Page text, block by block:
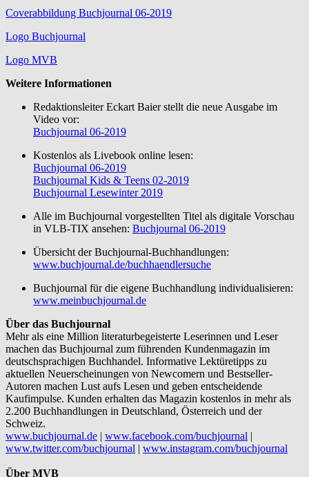
Coverabbildung Buchjournal 06-2019
Logo Buchjournal
Logo MVB
Weitere Informationen
Redaktionsleiter Eckart Baier stellt die neue Ausgabe im
Video vor:
Buchjournal 06-2019
Kostenlos als Livebook online lesen:
Buchjournal 06-2019
Buchjournal Kids & Teens 02-2019
Buchjournal Lesewinter 2019
Alle im Buchjournal vorgestellten Titel als digitale Vorschau
in VLB-TIX ansehen: Buchjournal 06-2019
Übersicht der Buchjournal-Buchhandlungen:
www.buchjournal.de/buchhaendlersuche
Buchjournal für die eigene Buchhandlung individualisieren:
www.meinbuchjournal.de
Über das Buchjournal
Mehr als eine Million literaturbegeisterte Leserinnen und Leser
machen das Buchjournal zum führenden Kundenmagazin im
deutschsprachigen Buchhandel. Informative Lektüretipps zu
aktuellen Neuerscheinungen von Newcomern und Bestseller-
Autoren machen Lust aufs Lesen und geben entscheidende
Kaufimpulse. Kunden erhalten das Magazin kostenlos in mehr als
2.200 Buchhandlungen in Deutschland, Österreich und der
Schweiz.
www.buchjournal.de | www.facebook.com/buchjournal |
www.twitter.com/buchjournal | www.instagram.com/buchjournal
Über MVB